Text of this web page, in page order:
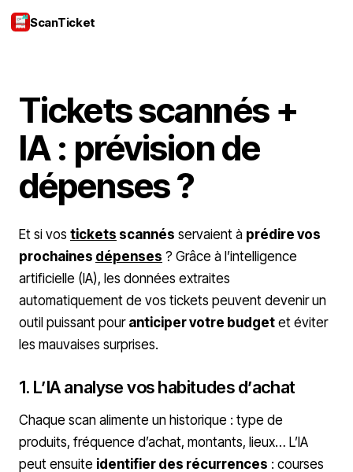
ScanTicket
Tickets scannés +
IA : prévision de
dépenses ?
Et si vos tickets scannés servaient à prédire vos
prochaines dépenses ? Grâce à l’intelligence
artificielle (IA), les données extraites
automatiquement de vos tickets peuvent devenir un
outil puissant pour anticiper votre budget et éviter
les mauvaises surprises.
1. L’IA analyse vos habitudes d’achat
Chaque scan alimente un historique : type de
produits, fréquence d’achat, montants, lieux… L’IA
peut ensuite identifier des récurrences : courses